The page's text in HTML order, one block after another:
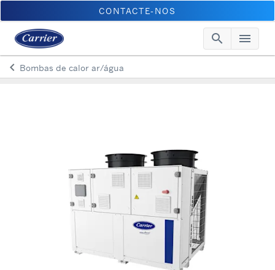
CONTACTE-NOS
search menu
keyboard_arrow_leftArrow back
Bombas de calor ar/água